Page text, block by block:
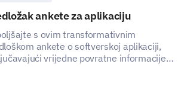
kako vas možemo
najkorisnijima? (Odaberite
ankete za aplikaciju
s ovim transformativnim
ankete o softverskoj aplikaciji,
vrijedne povratne informacije